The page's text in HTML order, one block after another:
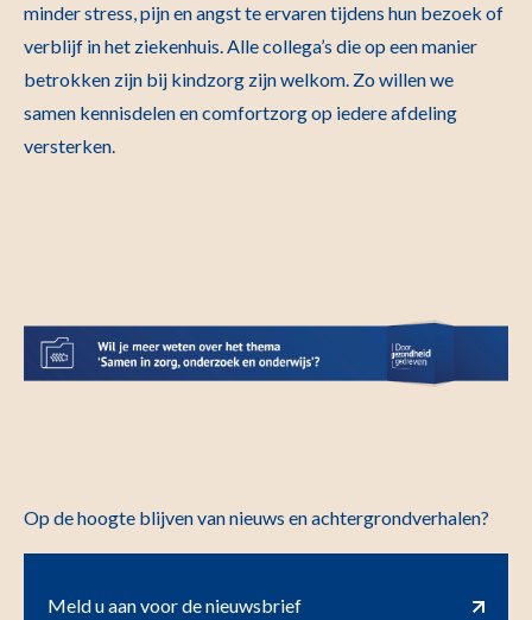
minder stress, pijn en angst te ervaren tijdens hun bezoek of
verblijf in het ziekenhuis. Alle collega’s die op een manier
betrokken zijn bij kindzorg zijn welkom. Zo willen we
samen kennisdelen en comfortzorg op iedere afdeling
versterken.
Op de hoogte blijven van nieuws en achtergrondverhalen?
Meld u aan voor de nieuwsbrief